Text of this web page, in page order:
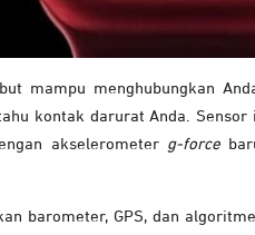
mampu menghubungkan
kontak darurat Anda. Sensor
akselerometer g-force
barometer, GPS, dan